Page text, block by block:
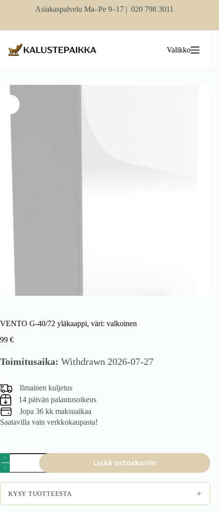
Asiakaspalvelu Ma–Pe 9–17 | 020 798 3011
Valikko
VENTO G-40/72 yläkaappi, väri: valkoinen
99 €
Toimitusaika: Withdrawn 2026-07-27
Ilmainen kuljetus
14 päivän palautusoikeus
Jopa 36 kk maksuaikaa
Saatavilla vain verkkokaupasta!
VENTO
G-
40/72
yläkaappi,
väri:
valkoinen
määrä
Lisää ostoskoriin
KYSY TUOTTEESTA +